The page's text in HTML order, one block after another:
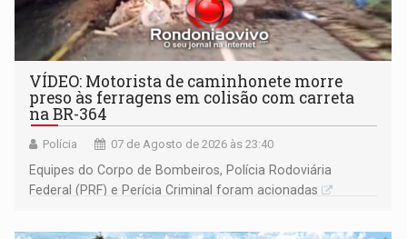
VÍDEO: Motorista de caminhonete morre
preso às ferragens em colisão com carreta
na BR-364
Polícia 07 de Agosto de 2026 às 23:40
Equipes do Corpo de Bombeiros, Polícia Rodoviária
Federal (PRF) e Perícia Criminal foram acionadas